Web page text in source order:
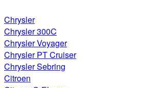
Chrysler
Chrysler 300C
Chrysler Voyager
Chrysler PT Cruiser
Chrysler Sebring
Citroen